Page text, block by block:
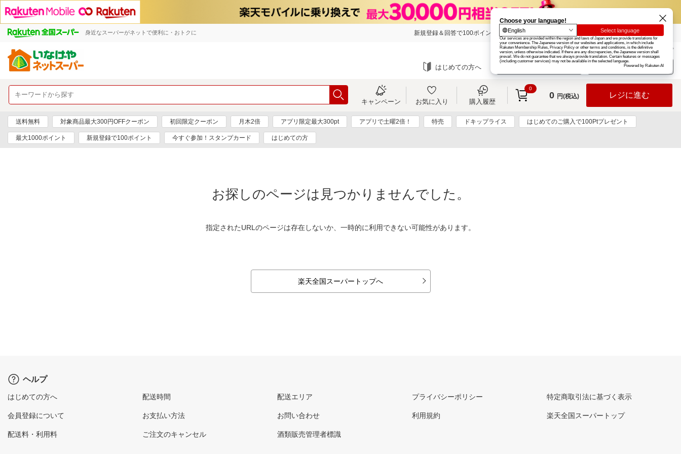
身近なスーパーがネットで便利に・おトクに 新規登録＆回答で100ポイント! 楽天グループ カード
お知らせ ヘルプ
はじめての方へ ログイン
キャンペーン お気に入り 購入履歴
0
0 円(税込) レジに進む
送料無料 対象商品最大300円OFFクーポン 初回限定クーポン 月木2倍 アプリ限定最大300pt アプリで土曜2倍！ 特売 ドキップライス はじめてのご購入で100Ptプレゼント
最大1000ポイント 新規登録で100ポイント 今すぐ参加！スタンプカード はじめての方
お探しのページは見つかりませんでした。
指定されたURLのページは存在しないか、一時的に利用できない可能性があります。
楽天全国スーパートップへ
ヘルプ
はじめての方へ
会員登録について
配送料・利用料
配送時間
お支払い方法
ご注文のキャンセル
配送エリア
お問い合わせ
酒類販売管理者標識
プライバシーポリシー
利用規約
特定商取引法に基づく表示
楽天全国スーパートップ